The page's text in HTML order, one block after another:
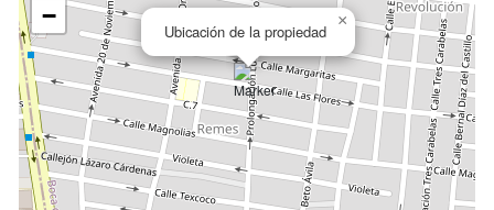
Ubicación de la propiedad
×
−